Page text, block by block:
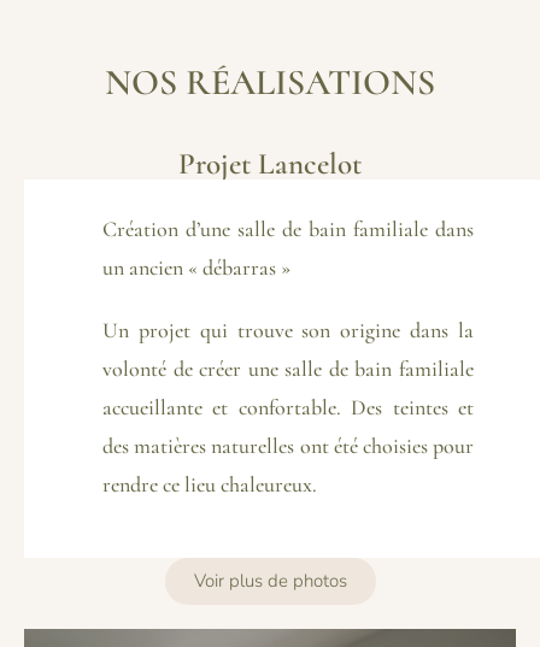
NOS RÉALISATIONS
Projet Lancelot
Création d’une salle de bain familiale dans
un ancien « débarras »
Un projet qui trouve son origine dans la
volonté de créer une salle de bain familiale
accueillante et confortable. Des teintes et
des matières naturelles ont été choisies pour
rendre ce lieu chaleureux.
Voir plus de photos